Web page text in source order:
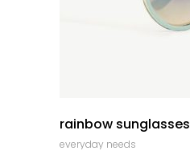
rainbow sunglasses
everyday needs